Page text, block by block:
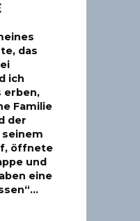
das
ich
erben,
Familie
der
seinem
öffnete
und
eine